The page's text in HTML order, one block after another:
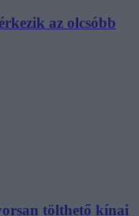
az olcsóbb
tölthető kínai